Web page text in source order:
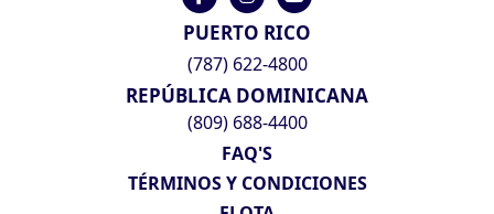
PUERTO RICO
(787) 622-4800
REPÚBLICA DOMINICANA
(809) 688-4400
FAQ'S
TÉRMINOS Y CONDICIONES